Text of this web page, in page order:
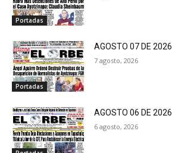
Portadas
Portadas
AGOSTO 07 DE 2026
7 agosto, 2026
AGOSTO 06 DE 2026
6 agosto, 2026